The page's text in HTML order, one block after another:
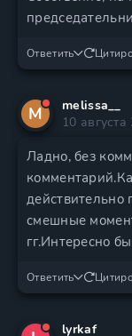
Ответить
M
melissa__
10
Ладно, без
действительно
смешные
гг.Интересно
Ответить
lyrkaf